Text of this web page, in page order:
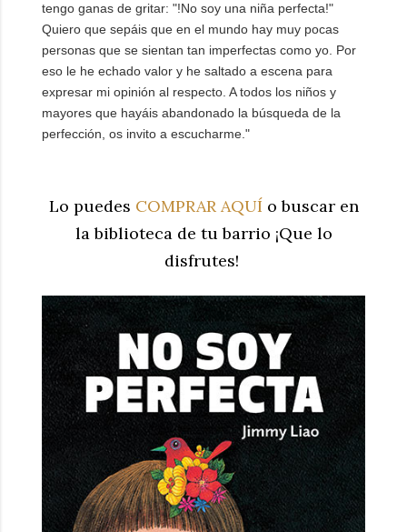
tengo ganas de gritar: "!No soy una niña perfecta!"
Quiero que sepáis que en el mundo hay muy pocas
personas que se sientan tan imperfectas como yo. Por
eso le he echado valor y he saltado a escena para
expresar mi opinión al respecto. A todos los niños y
mayores que hayáis abandonado la búsqueda de la
perfección, os invito a escucharme."
Lo puedes COMPRAR AQUÍ o buscar en
la biblioteca de tu barrio ¡Que lo
disfrutes!